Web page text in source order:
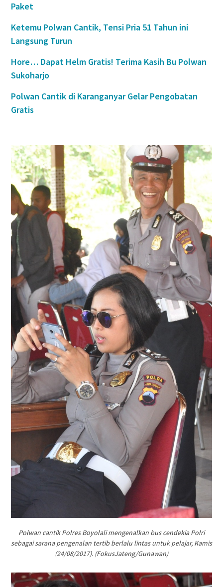
Paket
Ketemu Polwan Cantik, Tensi Pria 51 Tahun ini
Langsung Turun
Hore… Dapat Helm Gratis! Terima Kasih Bu Polwan
Sukoharjo
Polwan Cantik di Karanganyar Gelar Pengobatan
Gratis
Polwan cantik Polres Boyolali mengenalkan bus cendekia Polri
sebagai sarana pengenalan tertib berlalu lintas untuk pelajar, Kamis
(24/08/2017). (FokusJateng/Gunawan)